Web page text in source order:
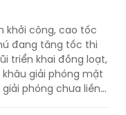
khởi công, cao tốc
đang tăng tốc thi
triển khai đồng loạt,
giải phóng mặt
phóng chưa liền